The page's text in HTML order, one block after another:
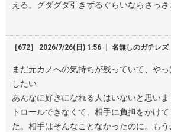
える。グダグダ引きずるぐらいならさっ
［672］ 2026/7/26(日) 1:56 ｜ 名無しのガチレズ
まだ元カノへの気持ちが残っていて、や
したい
あんなに好きになれる人はいないと思い
トロールできなくて、相手に負担をかけ
た。相手はそんなことなかったのに。も